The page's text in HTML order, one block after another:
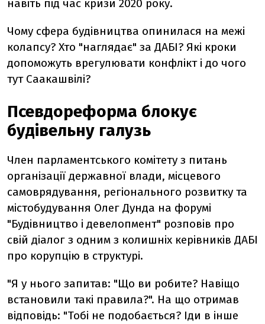
навіть під час кризи 2020 року.
Чому сфера будівництва опинилася на межі
колапсу? Хто "наглядає" за ДАБІ? Які кроки
допоможуть врегулювати конфлікт і до чого
тут Саакашвілі?
Псевдореформа блокує
будівельну галузь
Член парламентського комітету з питань
організації державної влади, місцевого
самоврядування, регіонального розвитку та
містобудування Олег Дунда на форумі
"Будівництво і девелопмент" розповів про
свій діалог з одним з колишніх керівників ДАБІ
про корупцію в структурі.
"Я у нього запитав: "Що ви робите? Навіщо
встановили такі правила?". На що отримав
відповідь: "Тобі не подобається? Іди в інше